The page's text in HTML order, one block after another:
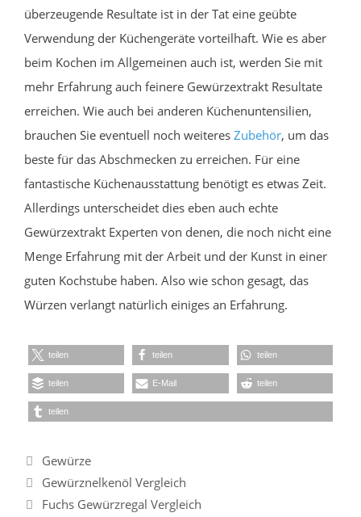
überzeugende Resultate ist in der Tat eine geübte
Verwendung der Küchengeräte vorteilhaft. Wie es aber
beim Kochen im Allgemeinen auch ist, werden Sie mit
mehr Erfahrung auch feinere Gewürzextrakt Resultate
erreichen. Wie auch bei anderen Küchenuntensilien,
brauchen Sie eventuell noch weiteres Zubehör, um das
beste für das Abschmecken zu erreichen. Für eine
fantastische Küchenausstattung benötigt es etwas Zeit.
Allerdings unterscheidet dies eben auch echte
Gewürzextrakt Experten von denen, die noch nicht eine
Menge Erfahrung mit der Arbeit und der Kunst in einer
guten Kochstube haben. Also wie schon gesagt, das
Würzen verlangt natürlich einiges an Erfahrung.
teilen teilen teilen
teilen E-Mail teilen
teilen
Kategorien
Gewürze
Gewürznelkenöl Vergleich
Fuchs Gewürzregal Vergleich